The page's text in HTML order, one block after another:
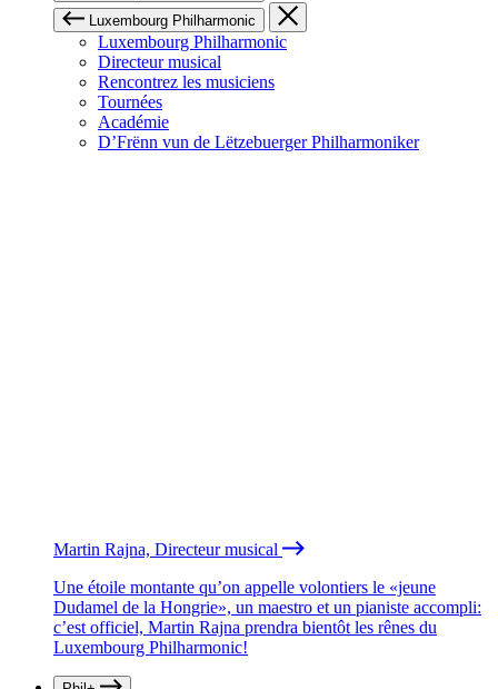
Luxembourg Philharmonic
Luxembourg Philharmonic
Directeur musical
Rencontrez les musiciens
Tournées
Académie
D’Frënn vun de Lëtzebuerger Philharmoniker
Martin Rajna, Directeur musical
Une étoile montante qu’on appelle volontiers le «jeune
Dudamel de la Hongrie», un maestro et un pianiste accompli:
c’est officiel, Martin Rajna prendra bientôt les rênes du
Luxembourg Philharmonic!